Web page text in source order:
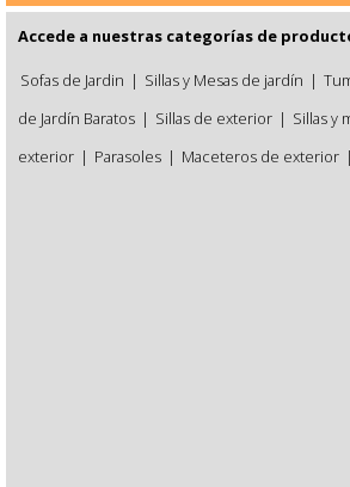
Accede a nuestras categorías de
Sofas de Jardin | Sillas y Mesas de jardín |
de Jardín Baratos | Sillas de exterior | Sillas y
exterior | Parasoles | Maceteros de exterior |